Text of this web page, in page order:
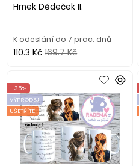
Hrnek Dědeček II.
K odeslání do 7 prac. dnů
110.3 Kč 169.7 Kč
- 35%
VÝPRODEJ
UŠETŘÍTE